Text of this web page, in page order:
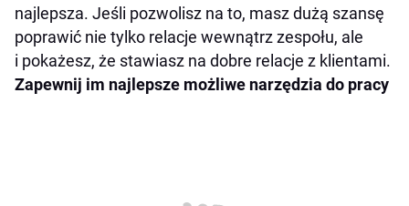
najlepsza. Jeśli pozwolisz na to, masz dużą szansę
poprawić nie tylko relacje wewnątrz zespołu, ale
i pokażesz, że stawiasz na dobre relacje z klientami.
Zapewnij im najlepsze możliwe narzędzia do pracy